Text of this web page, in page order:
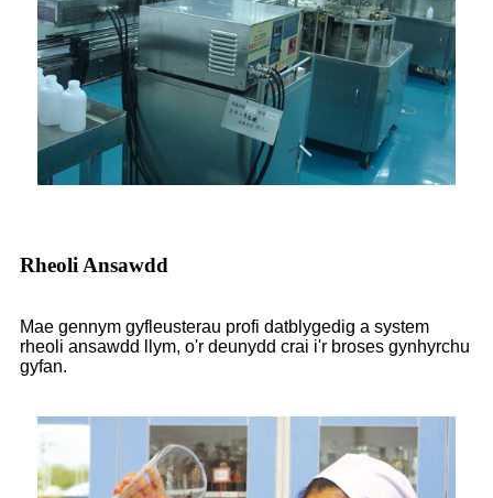
Rheoli Ansawdd
Mae gennym gyfleusterau profi datblygedig a system
rheoli ansawdd llym, o'r deunydd crai i'r broses gynhyrchu
gyfan.